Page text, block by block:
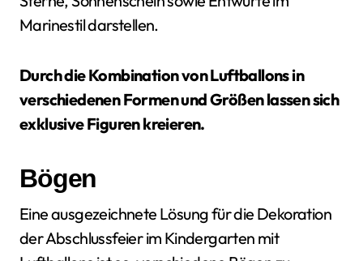
Marinestil darstellen.
Durch die Kombination von Luftballons in
verschiedenen Formen und Größen lassen sich
exklusive Figuren kreieren.
Bögen
Eine ausgezeichnete Lösung für die Dekoration
der Abschlussfeier im Kindergarten mit